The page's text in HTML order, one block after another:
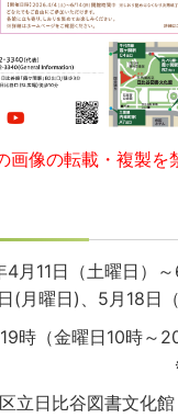
像の転載・複製を
4月 11日（土曜日）～
日(月曜日) 、5月 18日
19時（金曜日10時～
立日比谷図書文化館